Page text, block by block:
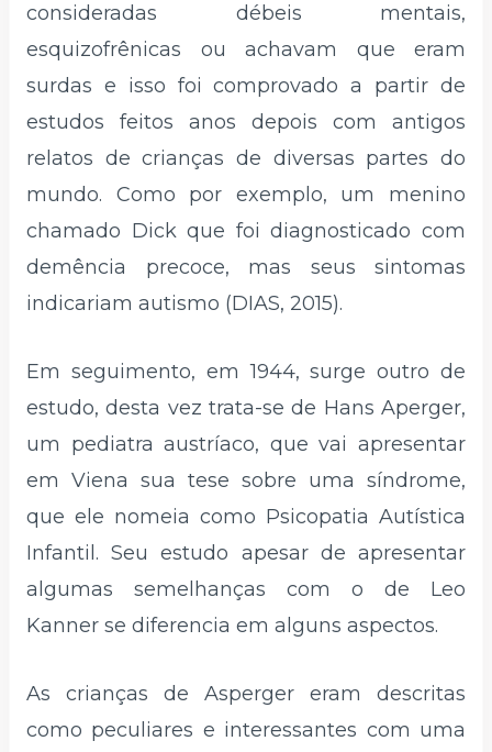
consideradas débeis mentais,
esquizofrênicas ou achavam que eram
surdas e isso foi comprovado a partir de
estudos feitos anos depois com antigos
relatos de crianças de diversas partes do
mundo. Como por exemplo, um menino
chamado Dick que foi diagnosticado com
demência precoce, mas seus sintomas
indicariam autismo (DIAS, 2015).
Em seguimento, em 1944, surge outro de
estudo, desta vez trata-se de Hans Aperger,
um pediatra austríaco, que vai apresentar
em Viena sua tese sobre uma síndrome,
que ele nomeia como Psicopatia Autística
Infantil. Seu estudo apesar de apresentar
algumas semelhanças com o de Leo
Kanner se diferencia em alguns aspectos.
As crianças de Asperger eram descritas
como peculiares e interessantes com uma